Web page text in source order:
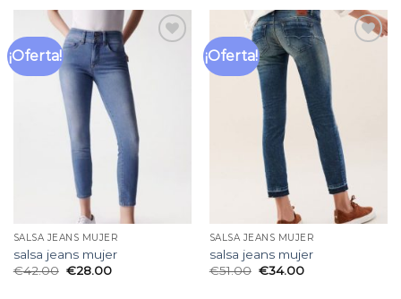
¡Oferta!
SALSA JEANS MUJER
salsa jeans mujer
€42.00 €28.00
¡Oferta!
SALSA JEANS MUJER
salsa jeans mujer
€51.00 €34.00